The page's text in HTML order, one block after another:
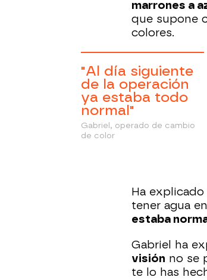
marrones a
que supone
colores.
"Al día siguiente
de la operación
ya estaba todo
normal"
Gabriel, operado de cambio
de color
Ha
tener agua
estaba
Gabriel ha
visión no se
te lo has